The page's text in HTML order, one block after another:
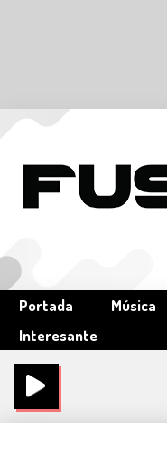
Portada Música
Interesante